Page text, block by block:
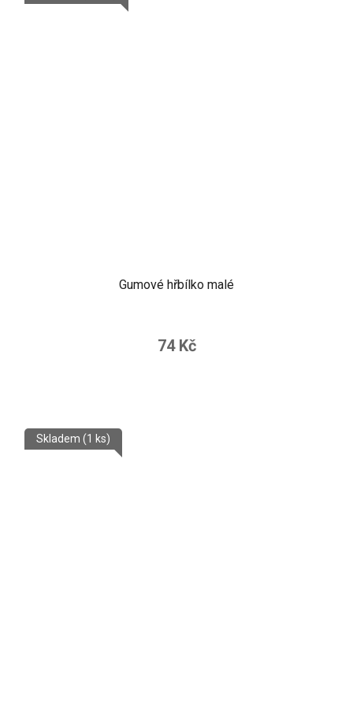
Gumové hřbílko malé
74 Kč
Skladem (1 ks)